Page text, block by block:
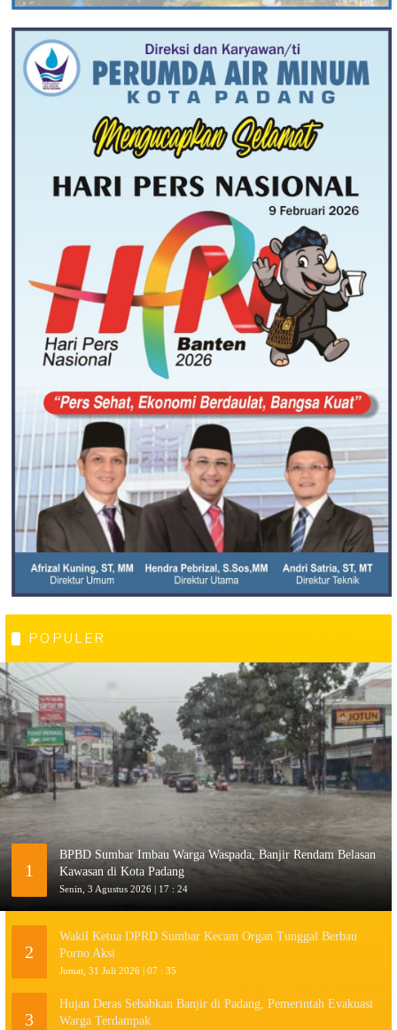
POPULER
1
BPBD Sumbar Imbau Warga Waspada, Banjir Rendam Belasan
Kawasan di Kota Padang
Senin, 3 Agustus 2026 | 17 : 24
2
Wakil Ketua DPRD Sumbar Kecam Organ Tunggal Berbau
Porno Aksi
Jumat, 31 Juli 2026 | 07 : 35
3
Hujan Deras Sebabkan Banjir di Padang, Pemerintah Evakuasi
Warga Terdampak